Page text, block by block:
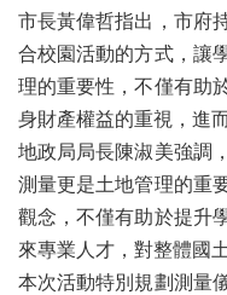
介
線
上
申
辦
與
查
詢
便
民
市長黃偉哲指出，市府
合校園活動的方式，讓
理的重要性，不僅有助
身財產權益的重視，進
地政局局長陳淑美強調
測量更是土地管理的重
觀念，不僅有助於提升
來專業人才，對整體國
本次活動特別規劃測量